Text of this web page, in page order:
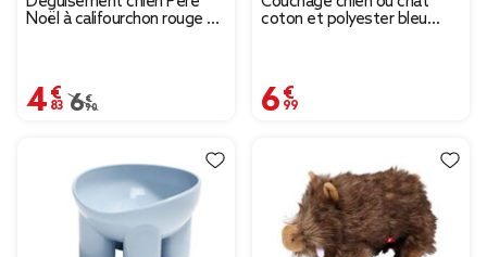
Noël à califourchon rouge et
4,83 €
Prix remisé de 6,90 € à 4,83 €
6,90 €
coton et polyester bleu
6,99 €